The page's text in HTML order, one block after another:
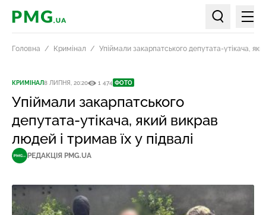
PMG.ua
Пошук по
Головна Кримінал Упіймали закарпатського депутата-утікача,
КРИМІНАЛ8 ЛИПНЯ, 20:20 1 474 ФОТО
Упіймали закарпатського
депутата-утікача, який викрав
людей і тримав їх у підвалі
РЕДАКЦІЯ PMG.UA